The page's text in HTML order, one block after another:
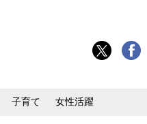
子育て 女性活躍